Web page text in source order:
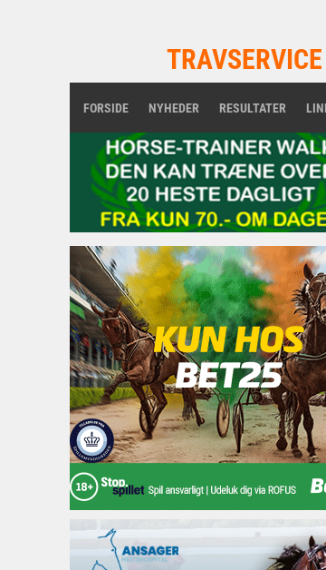
FORSIDE NYHEDER RESULTATER